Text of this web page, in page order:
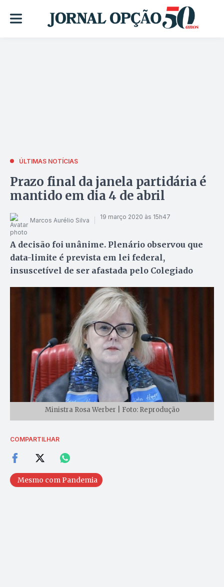
ÚLTIMAS NOTÍCIAS
Prazo final da janela partidária é
mantido em dia 4 de abril
Marcos Aurélio Silva 19 março 2020 às 15h47
A decisão foi unânime. Plenário observou que
data-limite é prevista em lei federal,
insuscetível de ser afastada pelo Colegiado
Ministra Rosa Werber | Foto: Reprodução
COMPARTILHAR
Mesmo com Pandemia